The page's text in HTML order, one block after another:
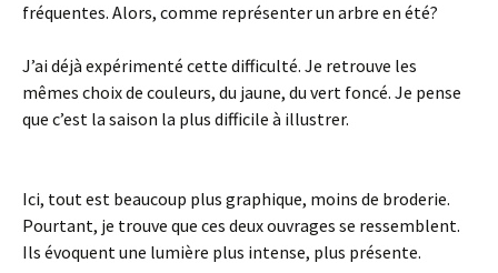
fréquentes. Alors, comme représenter un arbre en été?
J’ai déjà expérimenté cette difficulté. Je retrouve les
mêmes choix de couleurs, du jaune, du vert foncé. Je pense
que c’est la saison la plus difficile à illustrer.
Ici, tout est beaucoup plus graphique, moins de broderie.
Pourtant, je trouve que ces deux ouvrages se ressemblent.
Ils évoquent une lumière plus intense, plus présente.